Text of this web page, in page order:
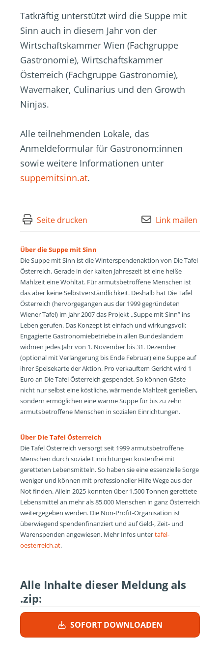
Tatkräftig unterstützt wird die Suppe mit
Sinn auch in diesem Jahr von der
Wirtschaftskammer Wien (Fachgruppe
Gastronomie), Wirtschaftskammer
Österreich (Fachgruppe Gastronomie),
Wavemaker, Culinarius und den Growth
Ninjas.
Alle teilnehmenden Lokale, das
Anmeldeformular für Gastronom:innen
sowie weitere Informationen unter
suppemitsinn.at.
Seite drucken Link mailen
Über die Suppe mit Sinn
Die Suppe mit Sinn ist die Winterspendenaktion von Die Tafel
Österreich. Gerade in der kalten Jahreszeit ist eine heiße
Mahlzeit eine Wohltat. Für armutsbetroffene Menschen ist
das aber keine Selbstverständlichkeit. Deshalb hat Die Tafel
Österreich (hervorgegangen aus der 1999 gegründeten
Wiener Tafel) im Jahr 2007 das Projekt ,,Suppe mit Sinn” ins
Leben gerufen. Das Konzept ist einfach und wirkungsvoll:
Engagierte Gastronomiebetriebe in allen Bundesländern
widmen jedes Jahr von 1. November bis 31. Dezember
(optional mit Verlängerung bis Ende Februar) eine Suppe auf
ihrer Speisekarte der Aktion. Pro verkauftem Gericht wird 1
Euro an Die Tafel Österreich gespendet. So können Gäste
nicht nur selbst eine köstliche, wärmende Mahlzeit genießen,
sondern ermöglichen eine warme Suppe für bis zu zehn
armutsbetroffene Menschen in sozialen Einrichtungen.
Über Die Tafel Österreich
Die Tafel Österreich versorgt seit 1999 armutsbetroffene
Menschen durch soziale Einrichtungen kostenfrei mit
geretteten Lebensmitteln. So haben sie eine essenzielle Sorge
weniger und können mit professioneller Hilfe Wege aus der
Not finden. Allein 2025 konnten über 1.500 Tonnen gerettete
Lebensmittel an mehr als 85.000 Menschen in ganz Österreich
weitergegeben werden. Die Non-Profit-Organisation ist
überwiegend spendenfinanziert und auf Geld-, Zeit- und
Warenspenden angewiesen. Mehr Infos untertafel-
oesterreich.at.
Alle Inhalte dieser Meldung als
.zip:
SOFORT DOWNLOADEN